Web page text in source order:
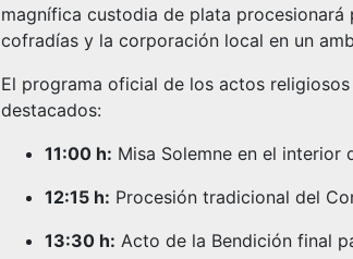
magnífica custodia de plata
cofradías y la corporación local en un
El programa oficial de los actos
destacados:
11:00 h: Misa Solemne en el interior
12:15 h: Procesión tradicional del
13:30 h: Acto de la Bendición final